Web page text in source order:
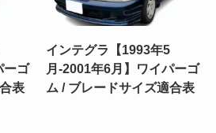
ーゴ
表
インテグラ【1993年5
月-2001年6月】ワイパーゴ
ム / ブレードサイズ適合表